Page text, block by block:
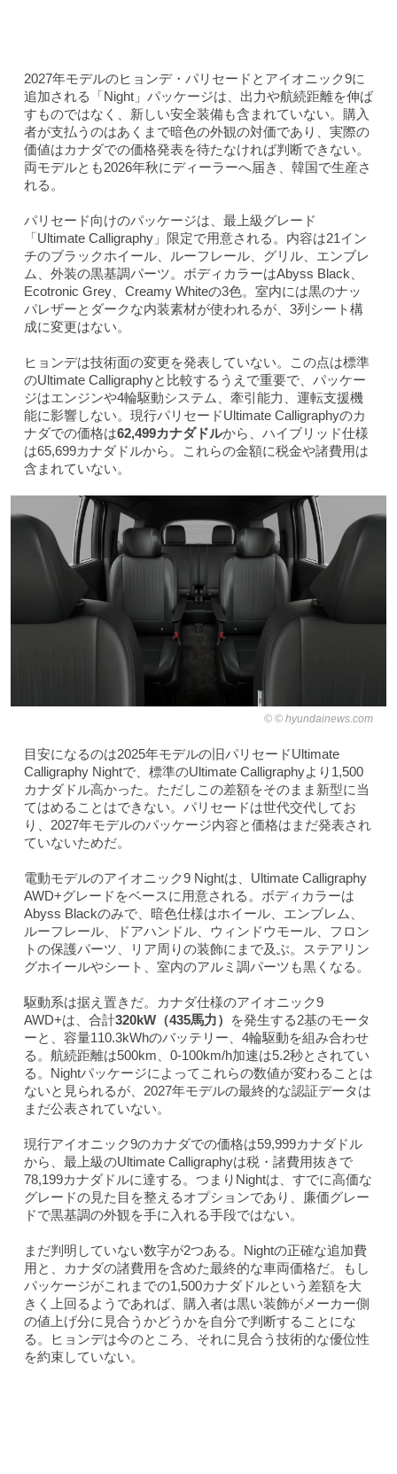
2027年モデルのヒョンデ・パリセードとアイオニック9に
追加される「Night」パッケージは、出力や航続距離を伸ば
すものではなく、新しい安全装備も含まれていない。購入
者が支払うのはあくまで暗色の外観の対価であり、実際の
価値はカナダでの価格発表を待たなければ判断できない。
両モデルとも2026年秋にディーラーへ届き、韓国で生産さ
れる。
パリセード向けのパッケージは、最上級グレード
「Ultimate Calligraphy」限定で用意される。内容は21イン
チのブラックホイール、ルーフレール、グリル、エンブレ
ム、外装の黒基調パーツ。ボディカラーはAbyss Black、
Ecotronic Grey、Creamy Whiteの3色。室内には黒のナッ
パレザーとダークな内装素材が使われるが、3列シート構
成に変更はない。
ヒョンデは技術面の変更を発表していない。この点は標準
のUltimate Calligraphyと比較するうえで重要で、パッケー
ジはエンジンや4輪駆動システム、牽引能力、運転支援機
能に影響しない。現行パリセードUltimate Calligraphyのカ
ナダでの価格は62,499カナダドルから、ハイブリッド仕様
は65,699カナダドルから。これらの金額に税金や諸費用は
含まれていない。
© hyundainews.com
目安になるのは2025年モデルの旧パリセードUltimate
Calligraphy Nightで、標準のUltimate Calligraphyより1,500
カナダドル高かった。ただしこの差額をそのまま新型に当
てはめることはできない。パリセードは世代交代してお
り、2027年モデルのパッケージ内容と価格はまだ発表され
ていないためだ。
電動モデルのアイオニック9 Nightは、Ultimate Calligraphy
AWD+グレードをベースに用意される。ボディカラーは
Abyss Blackのみで、暗色仕様はホイール、エンブレム、
ルーフレール、ドアハンドル、ウィンドウモール、フロン
トの保護パーツ、リア周りの装飾にまで及ぶ。ステアリン
グホイールやシート、室内のアルミ調パーツも黒くなる。
駆動系は据え置きだ。カナダ仕様のアイオニック9
AWD+は、合計320kW（435馬力）
を発生する2基のモータ
ーと、容量110.3kWhのバッテリー、4輪駆動を組み合わせ
る。航続距離は500km、0-100km/h加速は5.2秒とされてい
る。Nightパッケージによってこれらの数値が変わることは
ないと見られるが、2027年モデルの最終的な認証データは
まだ公表されていない。
現行アイオニック9のカナダでの価格は59,999カナダドル
から、最上級のUltimate Calligraphyは税・諸費用抜きで
78,199カナダドルに達する。つまりNightは、すでに高価な
グレードの見た目を整えるオプションであり、廉価グレー
ドで黒基調の外観を手に入れる手段ではない。
まだ判明していない数字が2つある。Nightの正確な追加費
用と、カナダの諸費用を含めた最終的な車両価格だ。もし
パッケージがこれまでの1,500カナダドルという差額を大
きく上回るようであれば、購入者は黒い装飾がメーカー側
の値上げ分に見合うかどうかを自分で判断することにな
る。ヒョンデは今のところ、それに見合う技術的な優位性
を約束していない。